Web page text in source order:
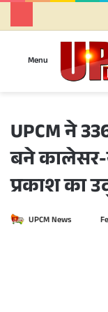
Menu
UPCM ने
बने कालेसर-
प्रकाश का
UPCM News